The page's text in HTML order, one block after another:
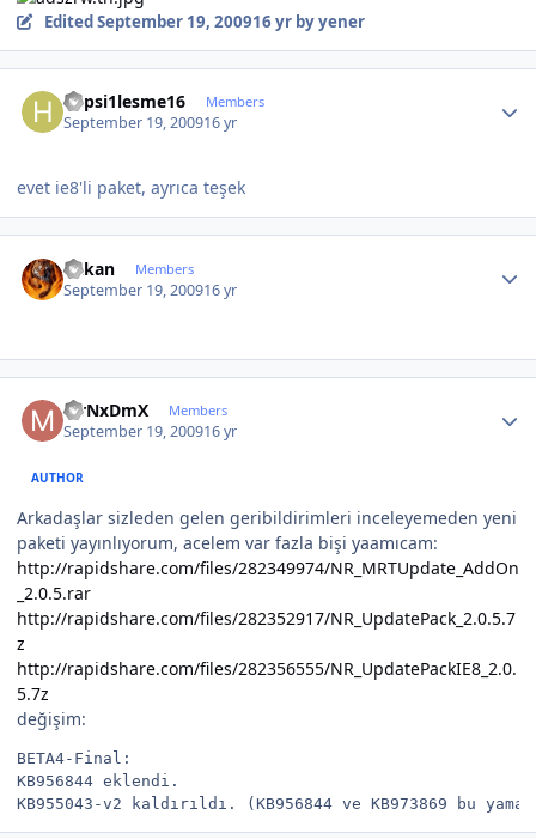
EditedSeptember 19, 200916 yrby yener
hepsi1lesme16 Members
September 19, 200916 yr
evet ie8'li paket, ayrıca teşek
hakan Members
September 19, 200916 yr
MrNxDmX Members
September 19, 200916 yr
AUTHOR
Arkadaşlar sizleden gelen geribildirimleri inceleyemeden yeni
paketi yayınlıyorum, acelem var fazla bişi yaamıcam:
http://rapidshare.com/files/282349974/NR_MRTUpdate_AddOn
_2.0.5.rar
http://rapidshare.com/files/282352917/NR_UpdatePack_2.0.5.7
z
http://rapidshare.com/files/282356555/NR_UpdatePackIE8_2.0.
5.7z
değişim:
BETA4-Final:
KB956844 eklendi.
KB955043-v2 kaldırıldı. (KB956844 ve KB973869 bu